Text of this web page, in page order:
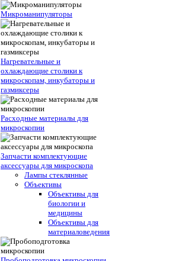
Микроманипуляторы
Нагревательные и
охлаждающие столики к
микроскопам, инкубаторы и
газмиксеры
Расходные материалы для
микроскопии
Запчасти комплектующие
аксессуары для микроскопа
Лампы стеклянные
Объективы
Объективы для
биологии и
медицины
Объективы для
материаловедения